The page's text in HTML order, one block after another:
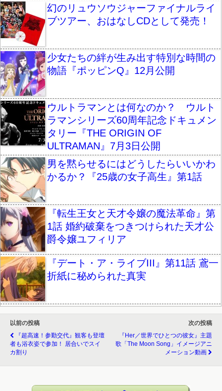
幻のリュウソウジャーファイナルライ
ブツアー、おはなしCDとして発売！
少女たちの絆が生み出す特別な時間の
物語『ポッピンQ』12月公開
ウルトラマンとは何なのか？ ウルト
ラマンシリーズ60周年記念ドキュメン
タリー『THE ORIGIN OF
ULTRAMAN』7月3日公開
男を黙らせるにはどうしたらいいかわ
かるか？『25歳の女子高生』第1話
『転生王女と天才令嬢の魔法革命』第
1話 婚約破棄をつきつけられた天才公
爵令嬢ユフィリア
『デート・ア・ライブIII』第11話 鳶一
折紙に秘められた真実
以前の投稿
『超高速！参勤交代』観客も登壇
者も浴衣姿で参加！ 居合いでスイ
カ割り
次の投稿
『her／世界でひとつの彼女』主題
歌「The Moon Song」イメージアニ
メーション動画